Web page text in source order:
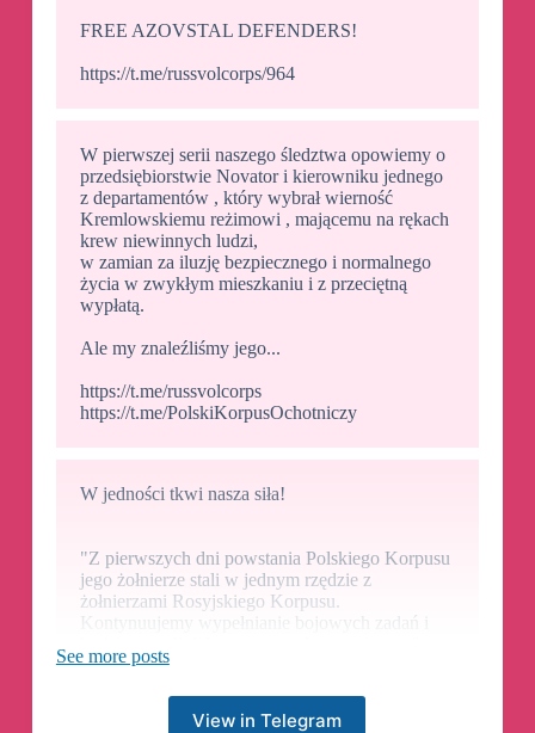
FREE AZOVSTAL DEFENDERS!
https://t.me/russvolcorps/964
W pierwszej serii naszego śledztwa opowiemy o
przedsiębiorstwie Novator i kierowniku jednego
z departamentów , który wybrał wierność
Kremlowskiemu reżimowi , mającemu na rękach
krew niewinnych ludzi,
w zamian za iluzję bezpiecznego i normalnego
życia w zwykłym mieszkaniu i z przeciętną
wypłatą.
Ale my znaleźliśmy jego...
https://t.me/russvolcorps
https://t.me/PolskiKorpusOchotniczy
W jedności tkwi nasza siła!
"Z pierwszych dni powstania Polskiego Korpusu
jego żołnierze stali w jednym rzędzie z
żołnierzami Rosyjskiego Korpusu.
Kontynuujemy wypełnianie bojowych zadań i
dowódca RDK.
See more posts
View in Telegram